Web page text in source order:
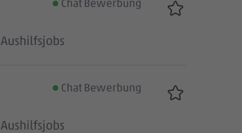
Chat Bewerbung
Aushilfsjobs
Chat Bewerbung
Aushilfsjobs